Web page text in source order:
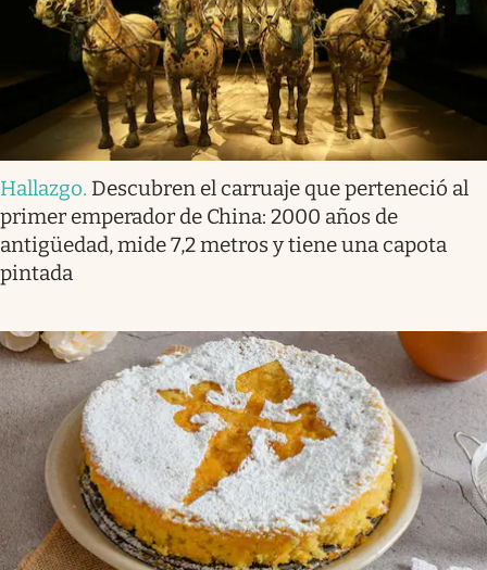
Hallazgo. Descubren el carruaje que perteneció al
primer emperador de China: 2000 años de
antigüedad, mide 7,2 metros y tiene una capota
pintada